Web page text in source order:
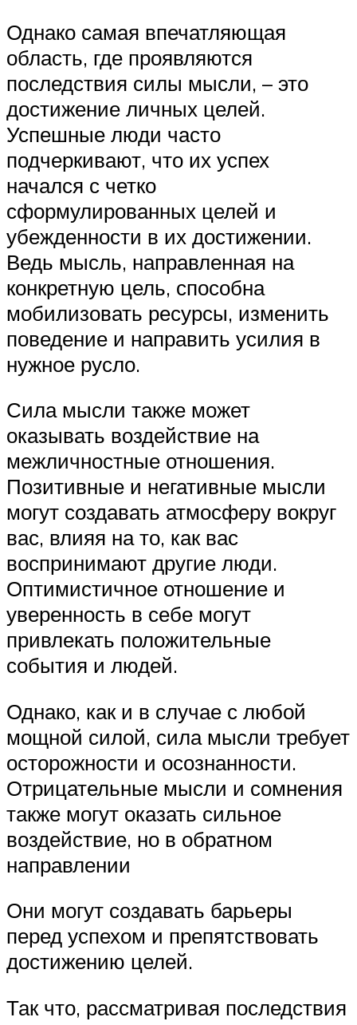
Однако самая впечатляющая
область, где проявляются
последствия силы мысли, – это
достижение личных целей.
Успешные люди часто
подчеркивают, что их успех
начался с четко
сформулированных целей и
убежденности в их достижении.
Ведь мысль, направленная на
конкретную цель, способна
мобилизовать ресурсы, изменить
поведение и направить усилия в
нужное русло.
Сила мысли также может
оказывать воздействие на
межличностные отношения.
Позитивные и негативные мысли
могут создавать атмосферу вокруг
вас, влияя на то, как вас
воспринимают другие люди.
Оптимистичное отношение и
уверенность в себе могут
привлекать положительные
события и людей.
Однако, как и в случае с любой
мощной силой, сила мысли требует
осторожности и осознанности.
Отрицательные мысли и сомнения
также могут оказать сильное
воздействие, но в обратном
направлении
Они могут создавать барьеры
перед успехом и препятствовать
достижению целей.
Так что, рассматривая последствия